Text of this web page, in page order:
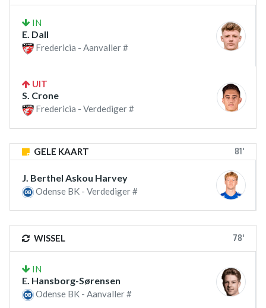
IN
E. Dall
Fredericia - Aanvaller #
UIT
S. Crone
Fredericia - Verdediger #
GELE KAART 81'
J. Berthel Askou Harvey
Odense BK - Verdediger #
WISSEL 78'
IN
E. Hansborg-Sørensen
Odense BK - Aanvaller #